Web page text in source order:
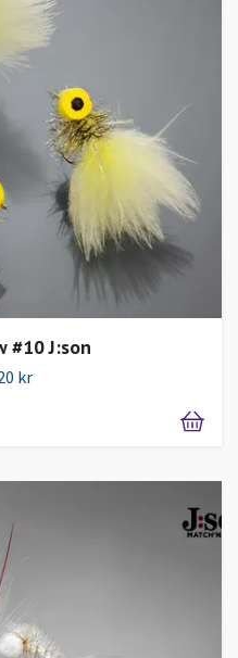
#10 J:son
kr